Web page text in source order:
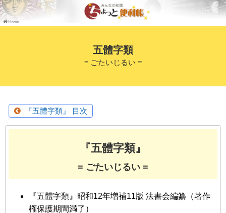
五體字類
= ごたいじるい =
『五體字類』 目次
『五體字類』
= ごたいじるい =
『五體字類』昭和12年増補11版 法書会編纂（著作
権保護期間満了）